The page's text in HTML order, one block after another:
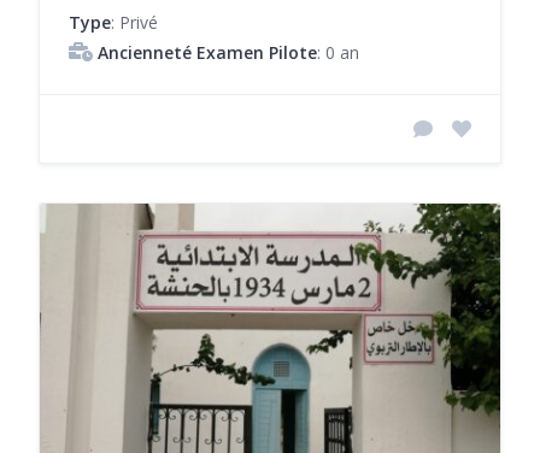
Type: Privé
Ancienneté Examen Pilote: 0 an